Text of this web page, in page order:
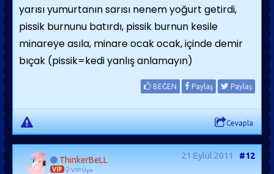
yarısı yumurtanın sarısı nenem yoğurt getirdi,
pissik burnunu batırdı, pissik burnun kesile
minareye asıla, minare ocak ocak, içinde demir
bıçak (pissik=kedi yanlış anlamayın)
BEĞEN Paylaş Paylaş
Cevapla
ThinkerBeLL
VIP VIP Üye
21 Eylül 2011 #12